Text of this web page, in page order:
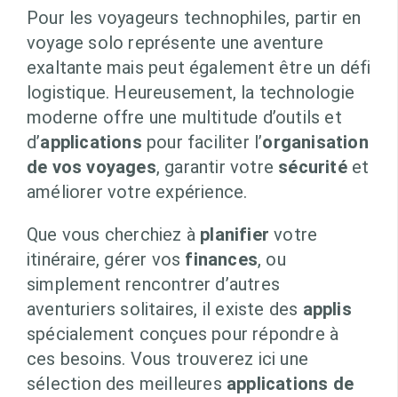
Pour les voyageurs technophiles, partir en
voyage solo représente une aventure
exaltante mais peut également être un défi
logistique. Heureusement, la technologie
moderne offre une multitude d’outils et
d’applications pour faciliter l’organisation
de vos voyages, garantir votre sécuritéet
améliorer votre expérience.
Que vous cherchiez à planifier votre
itinéraire, gérer vos finances, ou
simplement rencontrer d’autres
aventuriers solitaires, il existe des applis
spécialement conçues pour répondre à
ces besoins. Vous trouverez ici une
sélection des meilleures applications de